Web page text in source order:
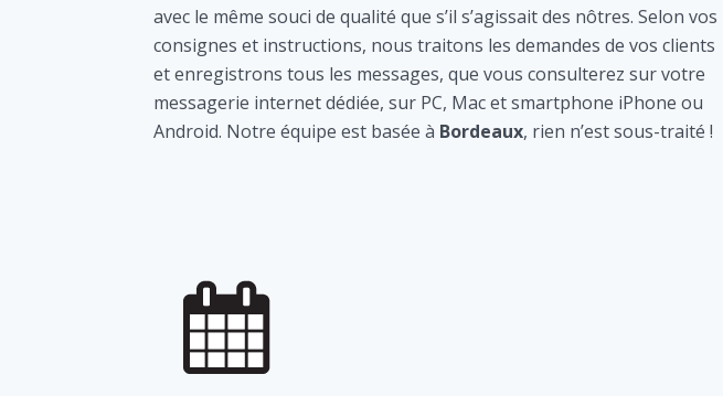
avec le même souci de qualité que s’il s’agissait des nôtres. Selon vos
consignes et instructions, nous traitons les demandes de vos clients
et enregistrons tous les messages, que vous consulterez sur votre
messagerie internet dédiée, sur PC, Mac et smartphone iPhone ou
Android. Notre équipe est basée à Bordeaux, rien n’est sous-traité !